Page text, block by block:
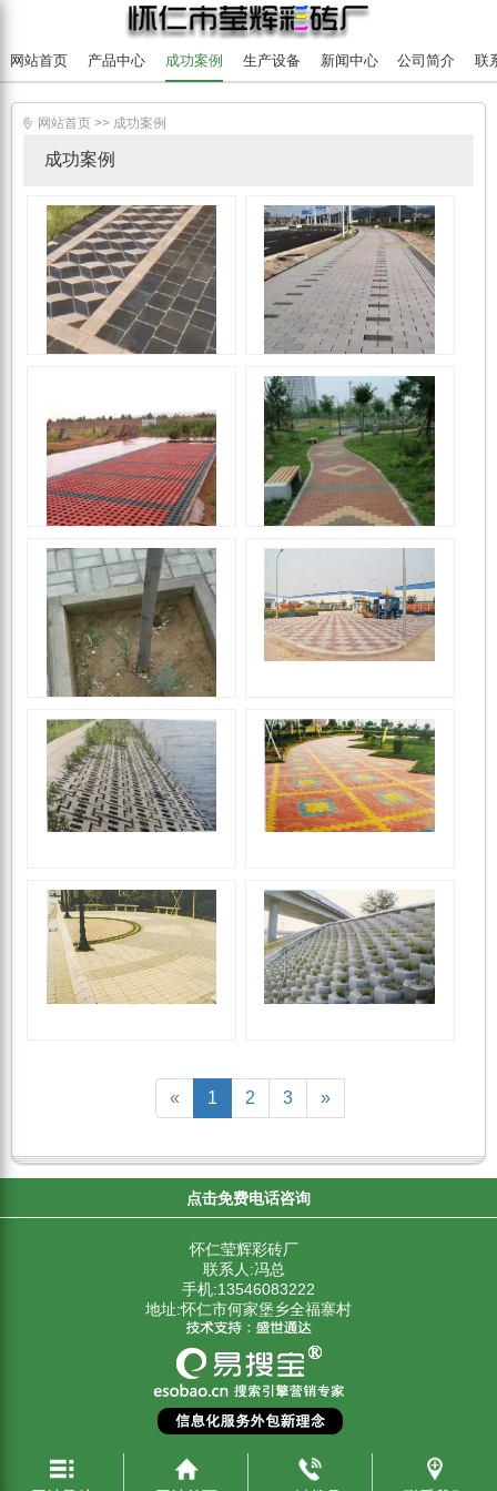
网站首页 产品中心 成功案例 生产设备 新闻中心 公司简介 联
 网站首页 >> 成功案例
成功案例
« 1 2 3 »
点击免费电话咨询
怀仁莹辉彩砖厂
联系人:冯总
手机:13546083222
地址:怀仁市何家堡乡全福寨村